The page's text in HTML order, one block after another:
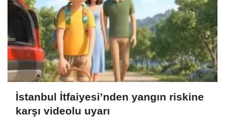
İstanbul İtfaiyesi’nden yangın riskine
karşı videolu uyarı